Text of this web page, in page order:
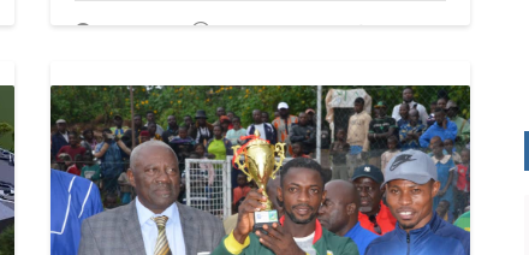
30/09/24 Par MenouActu 0